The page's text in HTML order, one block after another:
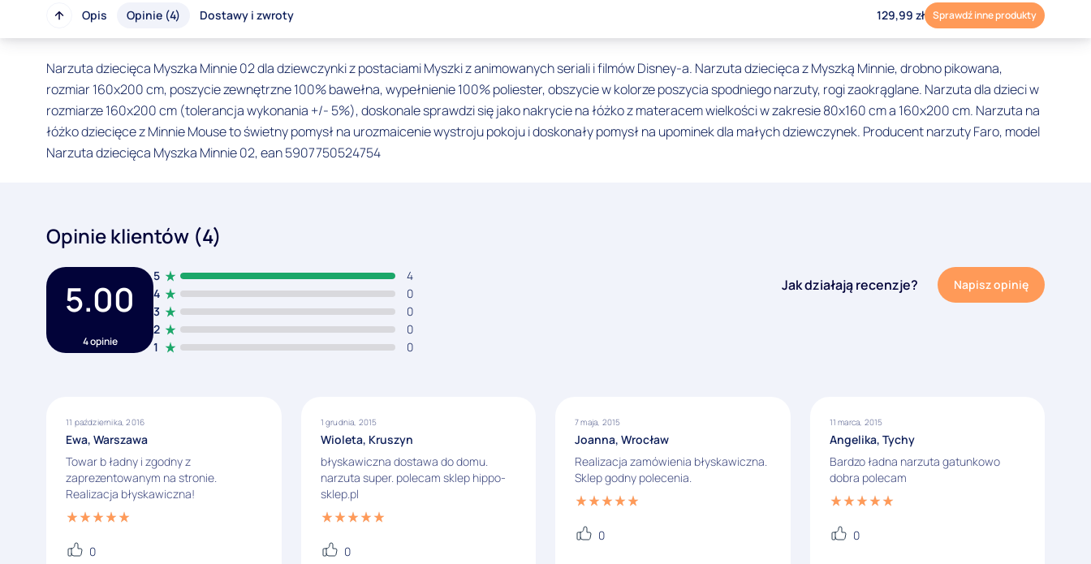
Opis Opinie (4) Dostawy i zwroty 129,99 zł Sprawdź inne produkty
Narzuta dziecięca Myszka Minnie 02 dla dziewczynki z postaciami Myszki z animowanych seriali i filmów Disney-a. Narzuta dziecięca z Myszką Minnie, drobno pikowana,
rozmiar 160x200 cm, poszycie zewnętrzne 100% bawełna, wypełnienie 100% poliester, obszycie w kolorze poszycia spodniego narzuty, rogi zaokrąglane. Narzuta dla dzieci w
rozmiarze 160x200 cm (tolerancja wykonania +/- 5%), doskonale sprawdzi się jako nakrycie na łóżko z materacem wielkości w zakresie 80x160 cm a 160x200 cm. Narzuta na
łóżko dziecięce z Minnie Mouse to świetny pomysł na urozmaicenie wystroju pokoju i doskonały pomysł na upominek dla małych dziewczynek. Producent narzuty Faro, model
Narzuta dziecięca Myszka Minnie 02, ean 5907750524754
Opinie klientów (4)
5.00
4 opinie 1 0
2 0
3 0
4 0
5 4
Jak działają recenzje? Napisz opinię
11 października, 2016
Ewa, Warszawa
Towar b ładny i zgodny z
zaprezentowanym na stronie.
Realizacja błyskawiczna!
0
1 grudnia, 2015
Wioleta, Kruszyn
błyskawiczna dostawa do domu.
narzuta super. polecam sklep hippo-
sklep.pl
0
7 maja, 2015
Joanna, Wrocław
Realizacja zamówienia błyskawiczna.
Sklep godny polecenia.
0
11 marca, 2015
Angelika, Tychy
Bardzo ładna narzuta gatunkowo
dobra polecam
0